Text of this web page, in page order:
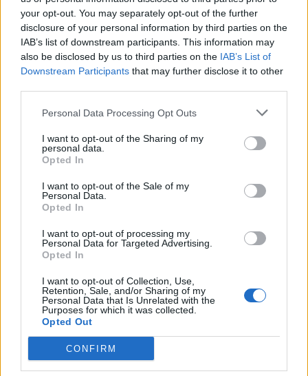
your opt-out. You may separately opt-out of the further
disclosure of your personal information by third parties on the
IAB’s list of downstream participants. This information may
also be disclosed by us to third parties on the IAB’s List of
Downstream Participants that may further disclose it to other
Personal Data Processing Opt Outs
I want to opt-out of the Sharing of my
personal data.
Opted In
I want to opt-out of the Sale of my
Personal Data.
Opted In
I want to opt-out of processing my
Personal Data for Targeted Advertising.
Opted In
I want to opt-out of Collection, Use,
Retention, Sale, and/or Sharing of my
Personal Data that Is Unrelated with the
Purposes for which it was collected.
Opted Out
CONFIRM
Czy lubisz testować swoje granice i wychodzić poza
własną strefę komfortu?
Zaczytana w filmach
56 lat temu
377
Jaki jest Twój styl uwodzenia?
zwracają na Ciebie uwagę? Ten quiz powie Ci,...
56 lat temu
Jaka jest Twoja tajna broń?
Jaki ukryty talent przychodzi Ci z pomocą w
sytuacjach kryzysowych i nie tylko?